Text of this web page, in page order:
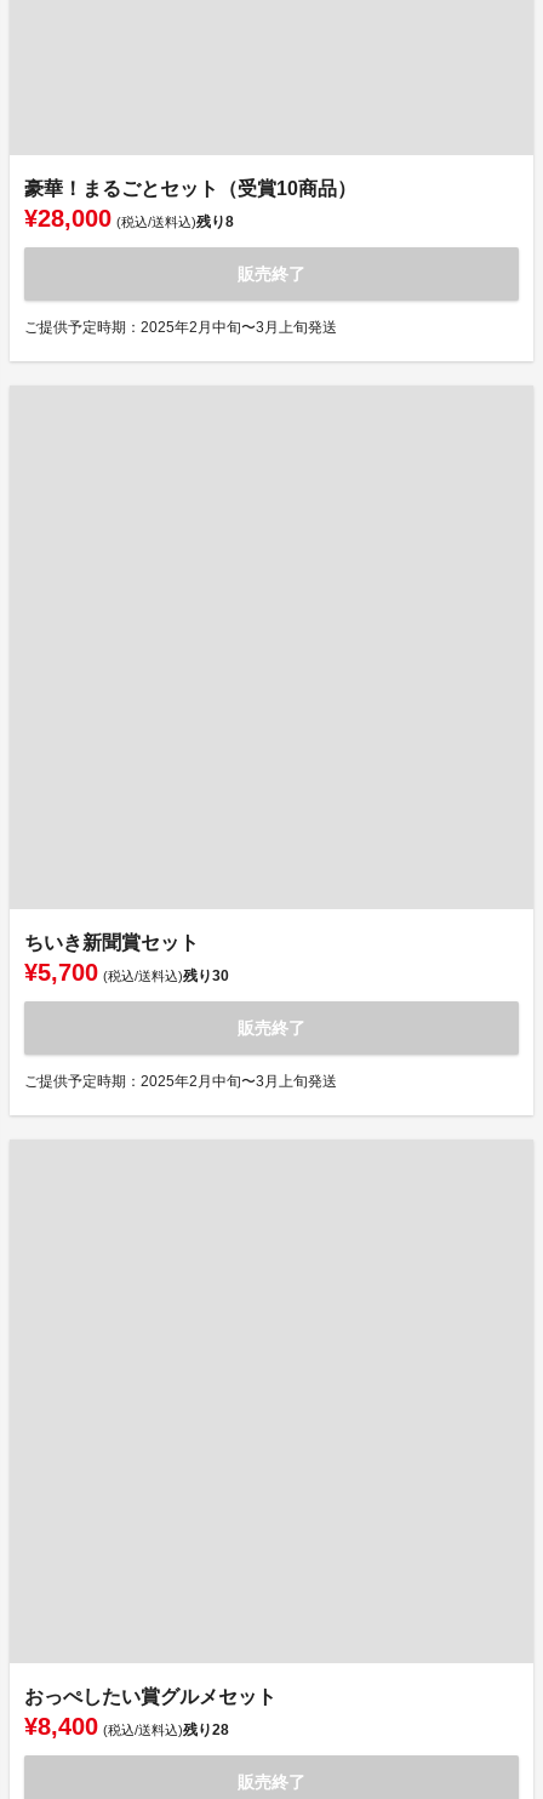
豪華！まるごとセット（受賞10商品）
¥28,000 (税込/送料込)残り8
販売終了
ご提供予定時期：2025年2月中旬〜3月上旬発送
ちいき新聞賞セット
¥5,700 (税込/送料込)残り30
販売終了
ご提供予定時期：2025年2月中旬〜3月上旬発送
おっぺしたい賞グルメセット
¥8,400 (税込/送料込)残り28
販売終了